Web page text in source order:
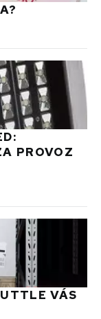
PROVOZ
VÁS